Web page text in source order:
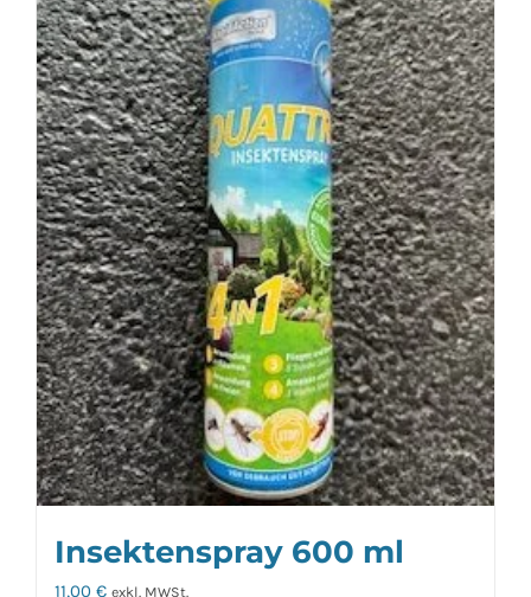
Insektenspray 600 ml
11,00 € exkl. MWSt.